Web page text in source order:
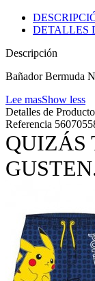
DETALLES
Descripción
Bañador Bermuda
Lee masShow less
Detalles de Producto
Referencia
QUIZÁS